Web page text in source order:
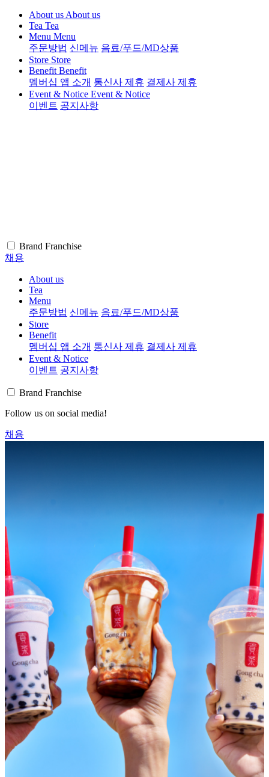
About us About us
Tea Tea
Menu Menu
주문방법 신메뉴 음료/푸드/MD상품
Store Store
Benefit Benefit
멤버십 앱 소개 통신사 제휴 결제사 제휴
Event & Notice Event & Notice
이벤트 공지사항
Brand Franchise
채용
About us
Tea
Menu
주문방법 신메뉴 음료/푸드/MD상품
Store
Benefit
멤버십 앱 소개 통신사 제휴 결제사 제휴
Event & Notice
이벤트 공지사항
Brand Franchise
Follow us on social media!
채용